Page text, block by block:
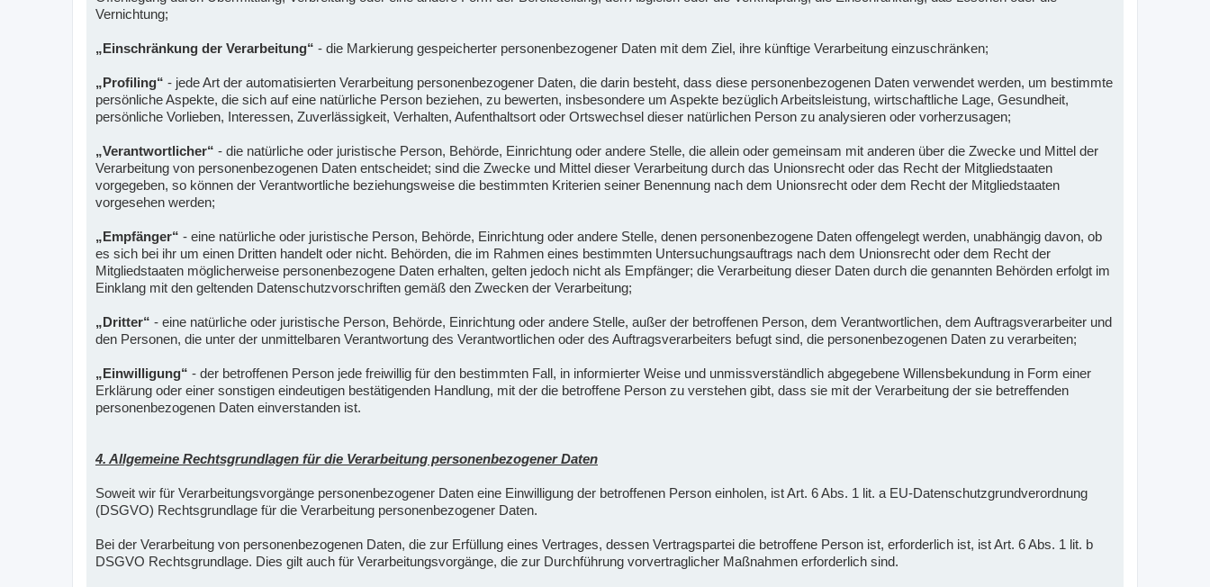
Vernichtung;
„Einschränkung der Verarbeitung“ - die Markierung gespeicherter personenbezogener Daten mit dem Ziel, ihre künftige Verarbeitung einzuschränken;
„Profiling“ - jede Art der automatisierten Verarbeitung personenbezogener Daten, die darin besteht, dass diese personenbezogenen Daten verwendet werden, um bestimmte
persönliche Aspekte, die sich auf eine natürliche Person beziehen, zu bewerten, insbesondere um Aspekte bezüglich Arbeitsleistung, wirtschaftliche Lage, Gesundheit,
persönliche Vorlieben, Interessen, Zuverlässigkeit, Verhalten, Aufenthaltsort oder Ortswechsel dieser natürlichen Person zu analysieren oder vorherzusagen;
„Verantwortlicher“ - die natürliche oder juristische Person, Behörde, Einrichtung oder andere Stelle, die allein oder gemeinsam mit anderen über die Zwecke und Mittel der
Verarbeitung von personenbezogenen Daten entscheidet; sind die Zwecke und Mittel dieser Verarbeitung durch das Unionsrecht oder das Recht der Mitgliedstaaten
vorgegeben, so können der Verantwortliche beziehungsweise die bestimmten Kriterien seiner Benennung nach dem Unionsrecht oder dem Recht der Mitgliedstaaten
vorgesehen werden;
„Empfänger“ - eine natürliche oder juristische Person, Behörde, Einrichtung oder andere Stelle, denen personenbezogene Daten offengelegt werden, unabhängig davon, ob
es sich bei ihr um einen Dritten handelt oder nicht. Behörden, die im Rahmen eines bestimmten Untersuchungsauftrags nach dem Unionsrecht oder dem Recht der
Mitgliedstaaten möglicherweise personenbezogene Daten erhalten, gelten jedoch nicht als Empfänger; die Verarbeitung dieser Daten durch die genannten Behörden erfolgt im
Einklang mit den geltenden Datenschutzvorschriften gemäß den Zwecken der Verarbeitung;
„Dritter“ - eine natürliche oder juristische Person, Behörde, Einrichtung oder andere Stelle, außer der betroffenen Person, dem Verantwortlichen, dem Auftragsverarbeiter und
den Personen, die unter der unmittelbaren Verantwortung des Verantwortlichen oder des Auftragsverarbeiters befugt sind, die personenbezogenen Daten zu verarbeiten;
„Einwilligung“ - der betroffenen Person jede freiwillig für den bestimmten Fall, in informierter Weise und unmissverständlich abgegebene Willensbekundung in Form einer
Erklärung oder einer sonstigen eindeutigen bestätigenden Handlung, mit der die betroffene Person zu verstehen gibt, dass sie mit der Verarbeitung der sie betreffenden
personenbezogenen Daten einverstanden ist.
4. Allgemeine Rechtsgrundlagen für die Verarbeitung personenbezogener Daten
Soweit wir für Verarbeitungsvorgänge personenbezogener Daten eine Einwilligung der betroffenen Person einholen, ist Art. 6 Abs. 1 lit. a EU-Datenschutzgrundverordnung
(DSGVO) Rechtsgrundlage für die Verarbeitung personenbezogener Daten.
Bei der Verarbeitung von personenbezogenen Daten, die zur Erfüllung eines Vertrages, dessen Vertragspartei die betroffene Person ist, erforderlich ist, ist Art. 6 Abs. 1 lit. b
DSGVO Rechtsgrundlage. Dies gilt auch für Verarbeitungsvorgänge, die zur Durchführung vorvertraglicher Maßnahmen erforderlich sind.